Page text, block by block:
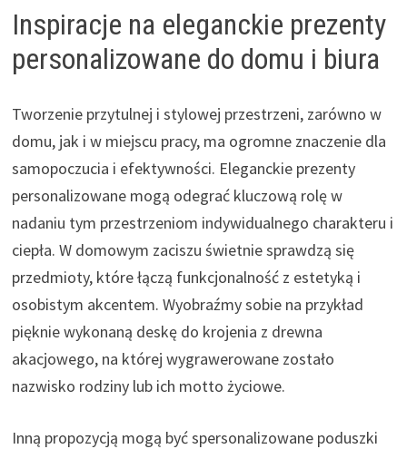
Inspiracje na eleganckie prezenty
personalizowane do domu i biura
Tworzenie przytulnej i stylowej przestrzeni, zarówno w
domu, jak i w miejscu pracy, ma ogromne znaczenie dla
samopoczucia i efektywności. Eleganckie prezenty
personalizowane mogą odegrać kluczową rolę w
nadaniu tym przestrzeniom indywidualnego charakteru i
ciepła. W domowym zaciszu świetnie sprawdzą się
przedmioty, które łączą funkcjonalność z estetyką i
osobistym akcentem. Wyobraźmy sobie na przykład
pięknie wykonaną deskę do krojenia z drewna
akacjowego, na której wygrawerowane zostało
nazwisko rodziny lub ich motto życiowe.
Inną propozycją mogą być spersonalizowane poduszki